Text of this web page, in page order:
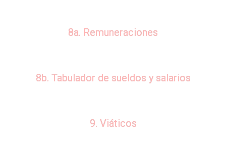
8a. Remuneraciones
8b. Tabulador de sueldos y salarios
9. Viáticos